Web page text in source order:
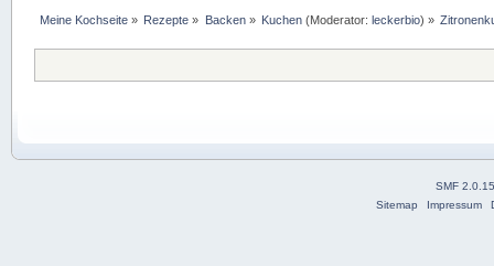
Meine Kochseite » Rezepte » Backen» Kuchen (Moderator:leckerbio) »
SMF
Sitemap
Impressum